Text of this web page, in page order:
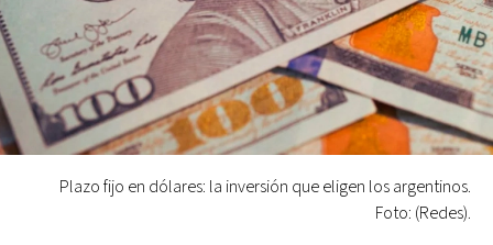
Plazo fijo en dólares: la inversión que eligen los argentinos.
Foto: (Redes).